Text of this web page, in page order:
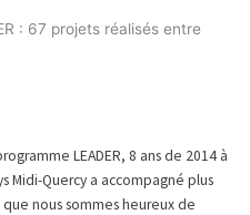
: 67 projets réalisés entre
LEADER, 8 ans de 2014 à
Midi-Quercy a accompagné plus
nous sommes heureux de